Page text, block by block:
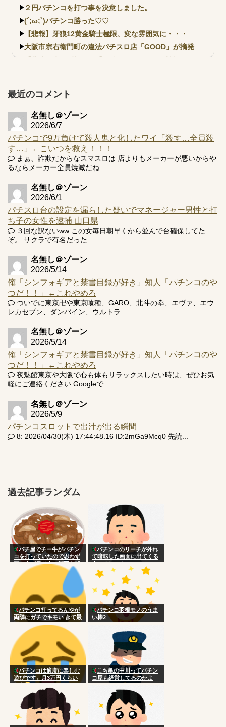
２円パチンコを打つ事を決意しました。
(´;ω;`)パチンコ勝った♡♡
【悲報】牙狼12黄金騎士極限、変な雰囲気に・・・
大阪市宗右衛門町の違法パチスロ店「GOOD」が摘発
プ報告あり！弱予告...
井の軽い絆？
Powered by livedoor 相互RSS
最近のコメント
名無し＠ゾーン
2026/6/7
パチンコで9万負けて殺人鬼と化したワイ「殺す…全員殺
す…」←こいつを救え！！！
まぁ、詐欺だからなスマスロは 店よりもメーカーが悪いからや
るならメーカー全員焼滅だね
名無し＠ゾーン
2026/6/1
パチスロ台の設定を漏らした疑いでマネージャー男性と打
ち子の女性を逮捕 山口県
３回な訳ないww この女毎日朝早くから並んで台確保してた
ぞ。 サクラで有名だった
名無し＠ゾーン
2026/5/14
俺「シンフォギアと禁書目録が好き」知人「パチンコのや
つだ！！」←これやめろ
ついでに東京卍や東京喰種、GARO、北斗の拳、エヴァ、エウ
レカセブン、ダンバイン、ウルトラ...
名無し＠ゾーン
2026/5/14
俺「シンフォギアと禁書目録が好き」知人「パチンコのや
つだ！！」←これやめろ
夜魅館東京や大阪で心も体もリラックスしたい時は、ぜひお気
軽にご連絡ください Googleで...
名無し＠ゾーン
2026/5/9
パチンコスロットで出汁が出る瞬間
8: 2026/04/30(木) 17:44:48.16 ID:2mGa9Mcq0 先読...
過去記事ランダム
パチ屋でチー牛がパチン
コを打っていたので思わず
頭に血が昇り台に顔面を叩
きつけた
パチンコのリーチが外れ
て暗転した画面に出てくる
人いるじゃん？
パチンコ打ってるんやが
両隣にガチでキモい きて最
悪すぎる
パチンコ羽根モノのうま
い棒2
パチンコは適度に楽しむ
遊びです←月3万円くらい
かな
こち亀の中川ってパチン
コ屋も経営してるのかよ